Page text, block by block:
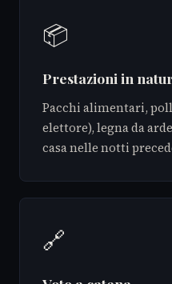
📦
Prestazioni in
Pacchi alimentari,
elettore), legna da
casa nelle notti
🔗